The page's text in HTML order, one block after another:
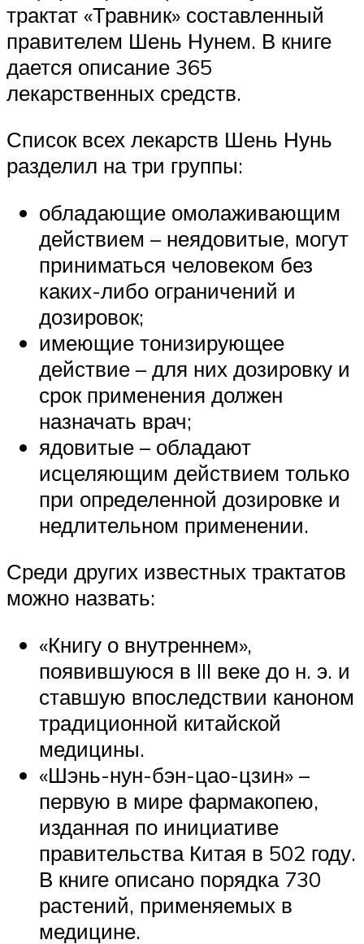
трактат «Травник» составленный
правителем Шень Нунем. В книге
дается описание 365
лекарственных средств.
Список всех лекарств Шень Нунь
разделил на три группы:
обладающие омолаживающим
действием – неядовитые, могут
приниматься человеком без
каких-либо ограничений и
дозировок;
имеющие тонизирующее
действие – для них дозировку и
срок применения должен
назначать врач;
ядовитые – обладают
исцеляющим действием только
при определенной дозировке и
недлительном применении.
Среди других известных трактатов
можно назвать:
«Книгу о внутреннем»,
появившуюся в III веке до н. э. и
ставшую впоследствии каноном
традиционной китайской
медицины.
«Шэнь-нун-бэн-цао-цзин» –
первую в мире фармакопею,
изданная по инициативе
правительства Китая в 502 году.
В книге описано порядка 730
растений, применяемых в
медицине.